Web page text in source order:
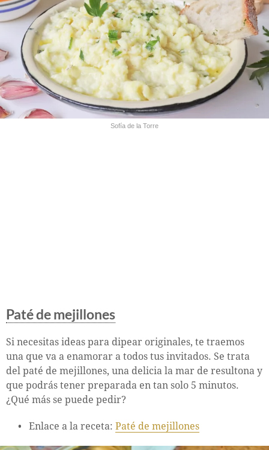
Sofía de la Torre
Paté de mejillones
Si necesitas ideas para dipear originales, te traemos
una que va a enamorar a todos tus invitados. Se trata
del paté de mejillones, una delicia la mar de resultona y
que podrás tener preparada en tan solo 5 minutos.
¿Qué más se puede pedir?
Enlace a la receta: Paté de mejillones